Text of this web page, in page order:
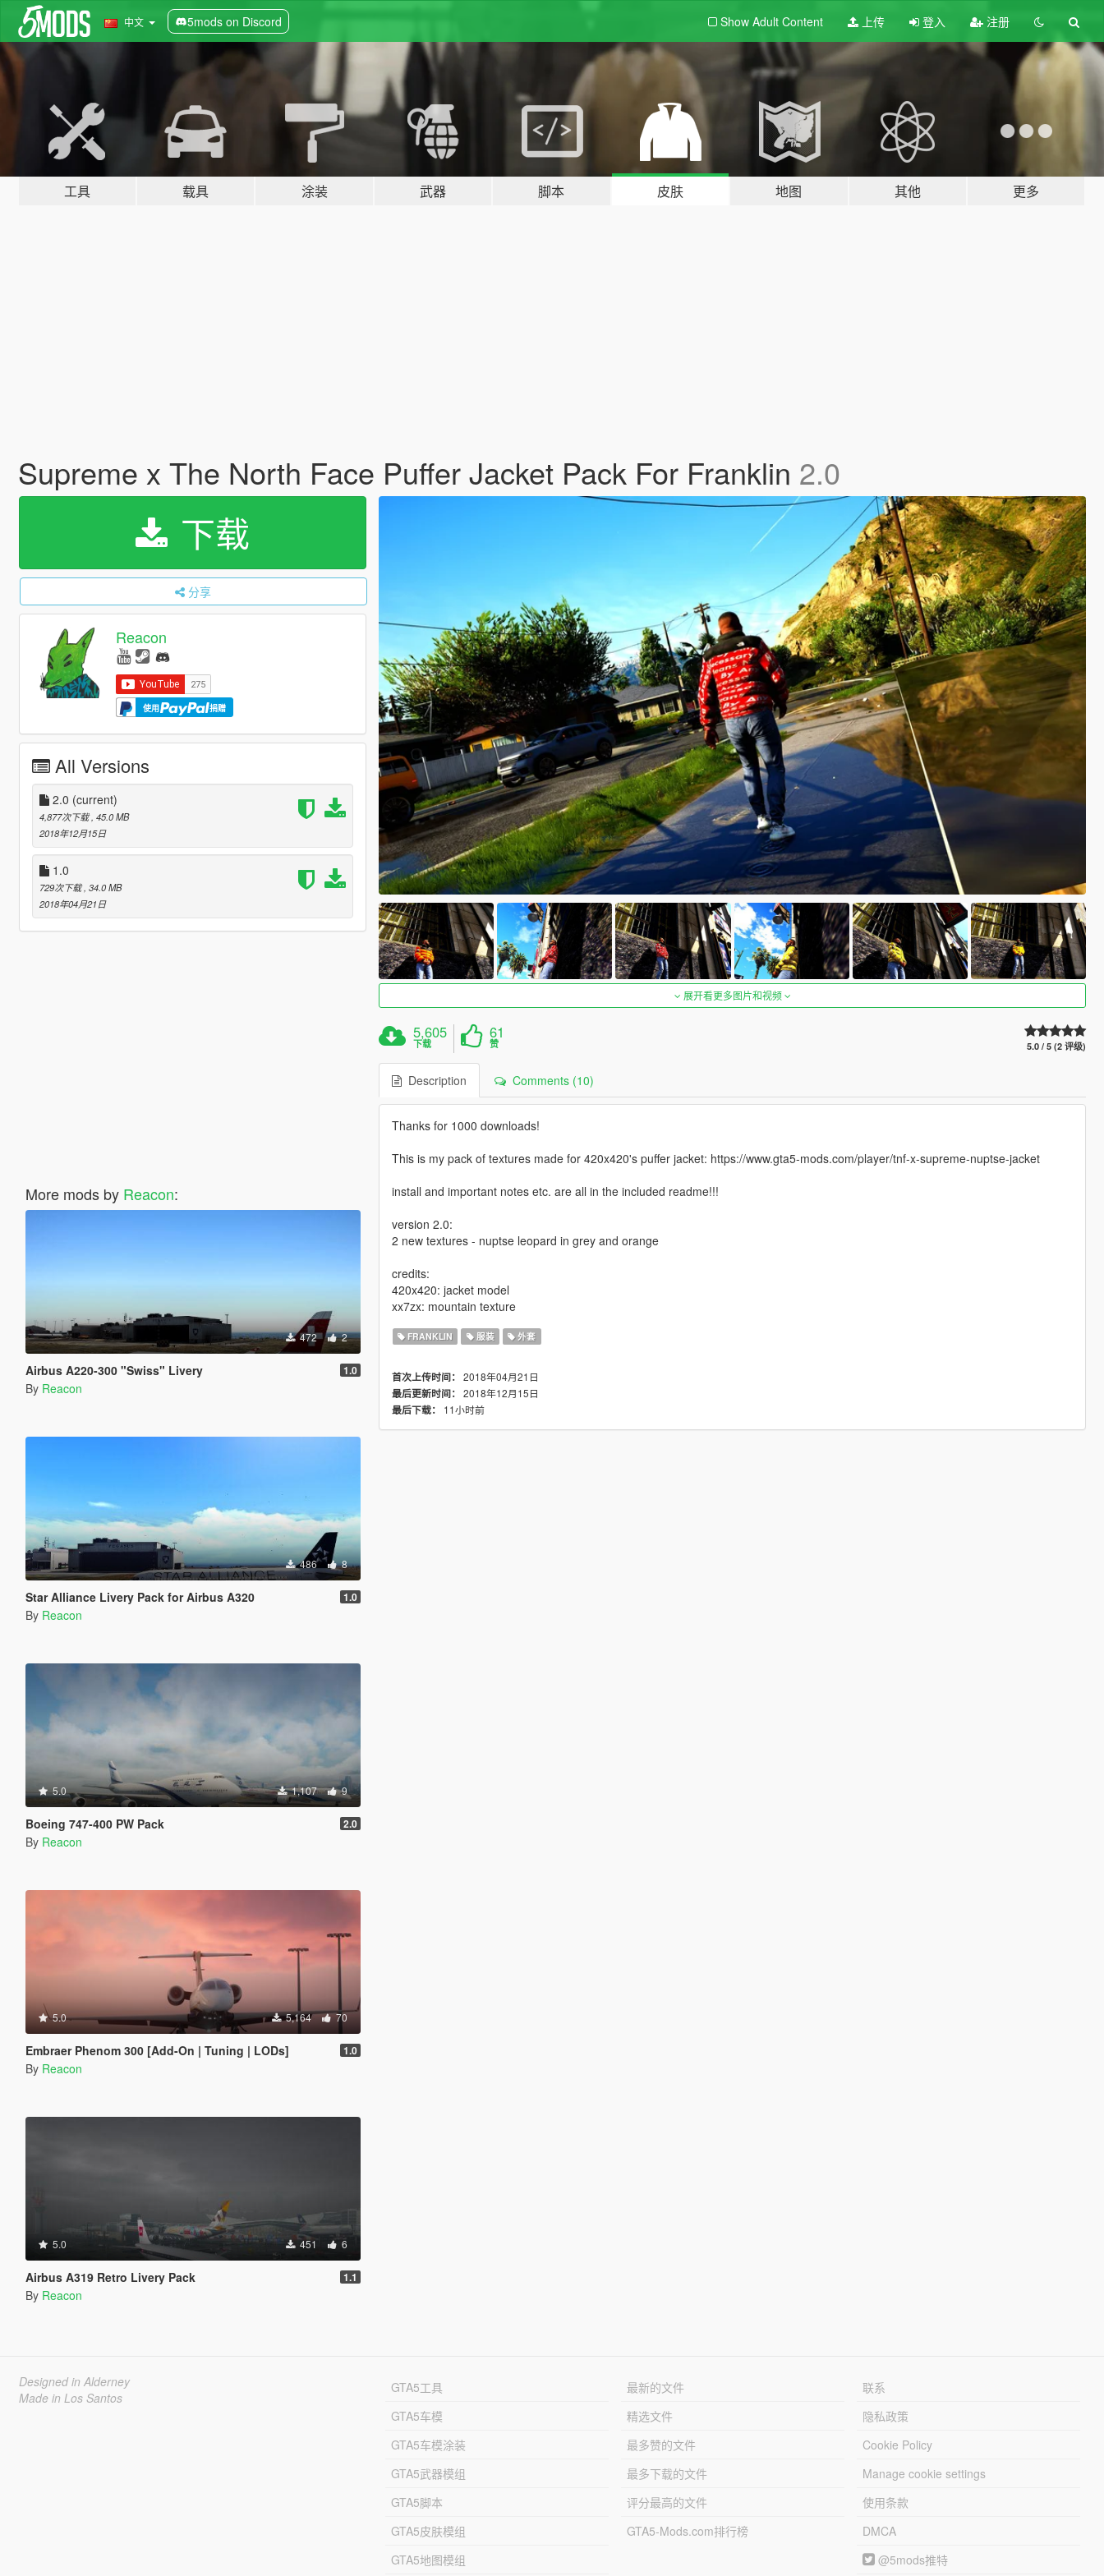
中文 5mods on Discord Show Adult Content 上传 登入 注册
工具 载具 涂装 武器 脚本 皮肤 地图 其他 更多
Supreme x The North Face Puffer Jacket Pack For Franklin 2.0
下载
分享
Reacon
使用 捐赠
All Versions
2.0 (current)
4,877次下载 , 45.0 MB
2018年12月15日
1.0
729次下载 , 34.0 MB
2018年04月21日
More mods by Reacon:
472 2
Airbus A220-300 "Swiss" Livery 1.0
By Reacon
486 8
Star Alliance Livery Pack for Airbus A320 1.0
By Reacon
5.0 1,107 9
Boeing 747-400 PW Pack 2.0
By Reacon
5.0 5,164 70
Embraer Phenom 300 [Add-On | Tuning | LODs] 1.0
By Reacon
5.0 451 6
Airbus A319 Retro Livery Pack 1.1
By Reacon
展开看更多图片和视频
5,605
下载
61
赞 5.0 / 5 (2 评级)
Description Comments (10)
Thanks for 1000 downloads!
This is my pack of textures made for 420x420's puffer jacket: https://www.gta5-mods.com/player/tnf-x-supreme-nuptse-jacket
install and important notes etc. are all in the included readme!!!
version 2.0:
2 new textures - nuptse leopard in grey and orange
credits:
420x420: jacket model
xx7zx: mountain texture
FRANKLIN 服装 外套
首次上传时间： 2018年04月21日
最后更新时间： 2018年12月15日
最后下载：
11小时前
Designed in Alderney
Made in Los Santos
GTA5工具
GTA5车模
GTA5车模涂装
GTA5武器模组
GTA5脚本
GTA5皮肤模组
GTA5地图模组
最新的文件
精选文件
最多赞的文件
最多下载的文件
评分最高的文件
GTA5-Mods.com排行榜
联系
隐私政策
Cookie Policy
Manage cookie settings
使用条款
DMCA
@5mods推特